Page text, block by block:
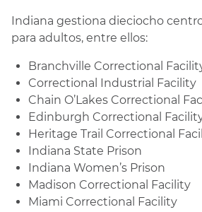
Indiana gestiona dieciocho
para adultos, entre ellos:
Branchville Correctional
Correctional Industrial Facility
Chain O’Lakes Correctional
Edinburgh Correctional
Heritage Trail Correctional
Indiana State Prison
Indiana Women’s Prison
Madison Correctional Facility
Miami Correctional Facility